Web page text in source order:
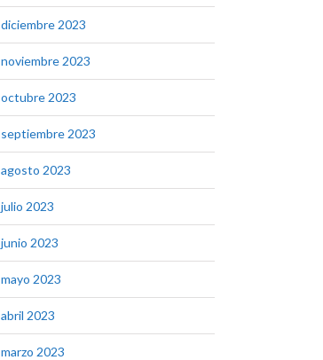
diciembre 2023
noviembre 2023
octubre 2023
septiembre 2023
agosto 2023
julio 2023
junio 2023
mayo 2023
abril 2023
marzo 2023